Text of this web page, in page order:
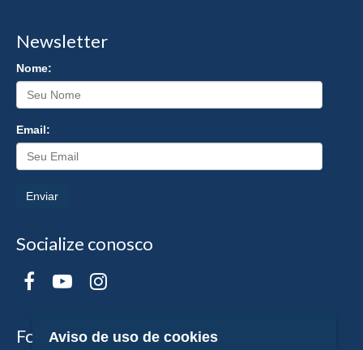
Newsletter
Nome:
Email:
Enviar
Socialize conosco
Formas de Pagamento
Aviso de uso de cookies